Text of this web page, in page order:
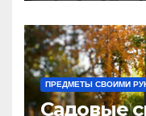
ПРЕДМЕТЫ СВОИМИ
Садовые